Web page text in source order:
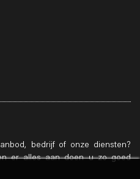
bedrijf of onze diensten?
er alles aan doen u zo goed